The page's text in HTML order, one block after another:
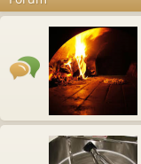
ti
ap